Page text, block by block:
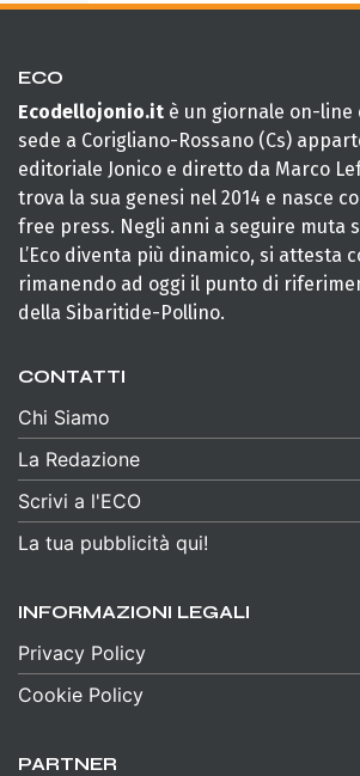
ECO
Ecodellojonio.it è un giornale on-line
sede a Corigliano-Rossano (Cs)
editoriale Jonico e diretto da Marco
trova la sua genesi nel 2014 e nasce
free press. Negli anni a seguire muta
L’Eco diventa più dinamico, si attesta
rimanendo ad oggi il punto di
della Sibaritide-Pollino.
CONTATTI
Chi Siamo
La Redazione
Scrivi a l'ECO
La tua pubblicità qui!
INFORMAZIONI LEGALI
Privacy Policy
Cookie Policy
PARTNER